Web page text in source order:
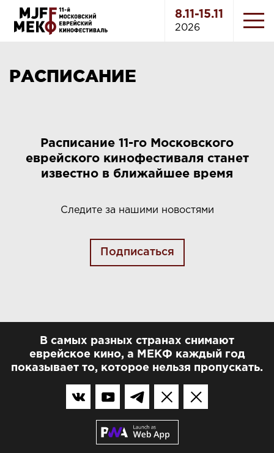
8.11-15.11
2026
РАСПИСАНИЕ
Расписание 11-го Московского
еврейского кинофестиваля станет
известно в ближайшее время
Следите за нашими новостями
Подписаться
В самых разных странах снимают
еврейское кино, а МЕКФ каждый год
показывает то, которое нельзя пропускать.